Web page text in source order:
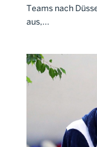
Teams nach
aus,...